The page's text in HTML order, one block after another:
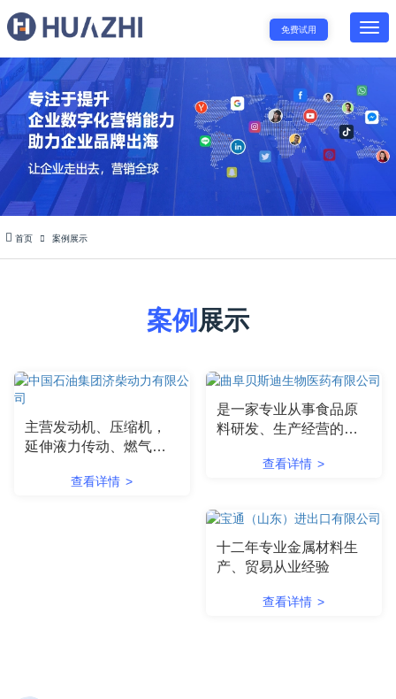
免费试用
首页 案例展示
案例 展示
主营发动机、压缩机，
延伸液力传动、燃气动
查看详情 >
是一家专业从事食品原
料研发、生产经营的科
查看详情 >
十二年专业金属材料生
产、贸易从业经验
查看详情 >